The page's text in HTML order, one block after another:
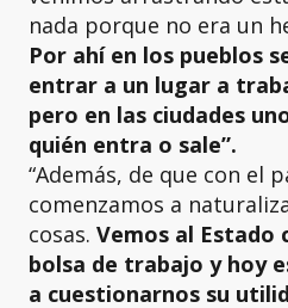
nada porque no era un
Por ahí en los pueblos
entrar a un lugar a
pero en las ciudades
quién entra o sale”.
“Además, de que con el
comenzamos a
cosas. Vemos al Estado
bolsa de trabajo y hoy
a cuestionarnos su